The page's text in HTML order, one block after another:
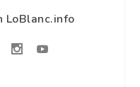
LoBlanc.info